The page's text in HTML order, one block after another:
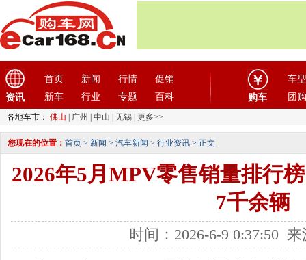
资讯
首页 新闻 行情
促销
新车
行业 专题 百科 购车
车型
团购
各地车市： 佛山 广州 中山 无锡 更多>>
您现在的位置： 首页 > 新闻 > 汽车新闻 > 行业资讯 > 正文
2026年5月MPV零售销量排行
7千余辆
时间：2026-6-9 0:37:50